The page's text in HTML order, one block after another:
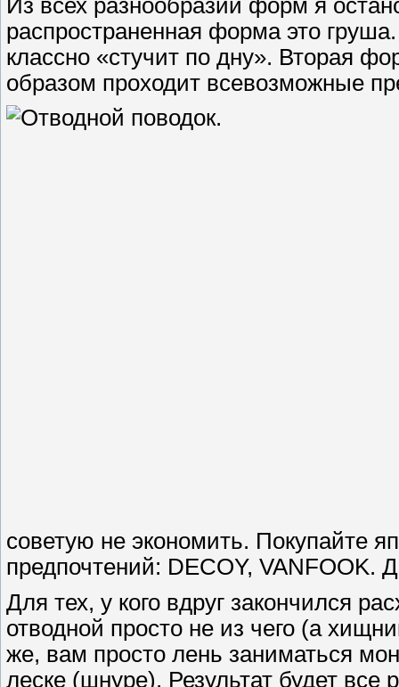
распространенная форма это
классно «стучит по дну». Вторая
образом проходит всевозможные
советую не экономить. Покупайте
предпочтений: DECOY, VANFOOK.
Для тех, у кого вдруг закончился
отводной просто не из чего (а
же, вам просто лень заниматься
леске (шнуре). Результат будет